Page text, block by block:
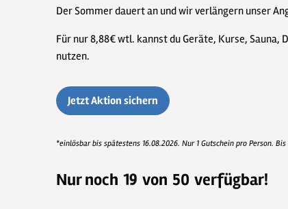
Der Sommer dauert an und wir verlängern unser
Für nur 8,88€ wtl. kannst du Geräte, Kurse, Sauna,
nutzen.
Jetzt Aktion sichern
*einlösbar bis spätestens 16.08.2026. Nur 1 Gutschein pro Person.
Nur noch 19 von 50 verfügbar!